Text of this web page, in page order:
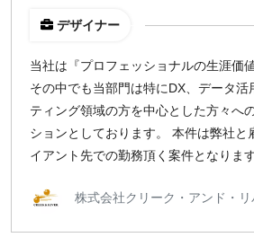
地域
東京
大阪
名古屋
京都
福岡
デザイナー
当社は『プロフェッショナルの生涯価
その中でも当部門は特にDX、データ活
ティング領域の方を中心とした方々へ
ションとしております。 本件は弊社と
イアント先での勤務頂く案件となります
株式会社クリーク・アンド・リ